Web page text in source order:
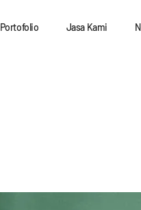
Portofolio Jasa Kami